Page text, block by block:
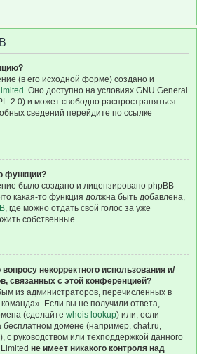
(в его исходной форме) создано и
. Оно доступно на условиях GNU General
2.0) и может свободно распространяться.
сведений перейдите по ссылке
функции?
было создано и лицензировано phpBB
какая-то функция должна быть добавлена,
, где можно отдать свой голос за уже
собственные.
некорректного использования и/
связанных с этой конференцией?
из администраторов, перечисленных в
Если вы не получили ответа,
(сделайте whois lookup) или, если
домене (например, chat.ru,
с руководством или техподдержкой данного
не имеет никакого контроля над